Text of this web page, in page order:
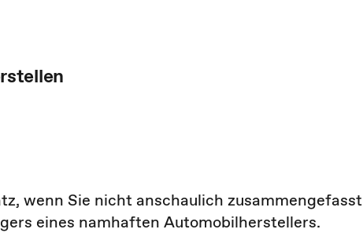
wenn Sie nicht anschaulich zusammengefasst
eines namhaften Automobilherstellers.